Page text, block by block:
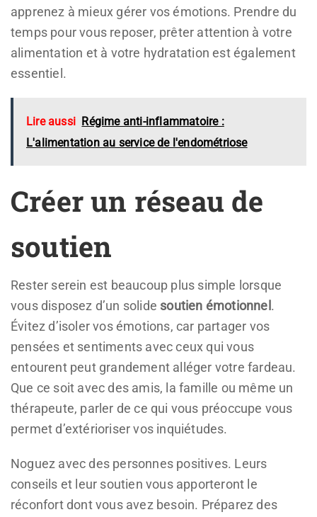
apprenez à mieux gérer vos émotions. Prendre du
temps pour vous reposer, prêter attention à votre
alimentation et à votre hydratation est également
essentiel.
Lire aussi Régime anti-inflammatoire :
L'alimentation au service de l'endométriose
Créer un réseau de
soutien
Rester serein est beaucoup plus simple lorsque
vous disposez d’un solide soutien émotionnel .
Évitez d’isoler vos émotions, car partager vos
pensées et sentiments avec ceux qui vous
entourent peut grandement alléger votre fardeau.
Que ce soit avec des amis, la famille ou même un
thérapeute, parler de ce qui vous préoccupe vous
permet d’extérioriser vos inquiétudes.
Noguez avec des personnes positives. Leurs
conseils et leur soutien vous apporteront le
réconfort dont vous avez besoin. Préparez des